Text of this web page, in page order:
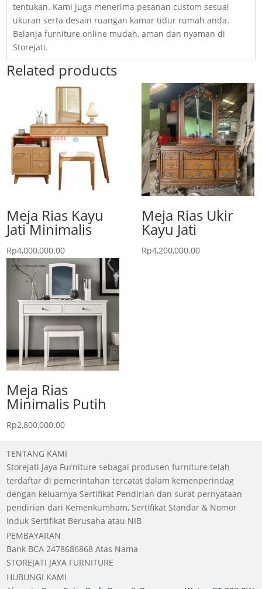
tentukan. Kami juga menerima pesanan custom sesuai
ukuran serta desain ruangan kamar tidur rumah anda.
Belanja furniture online mudah, aman dan nyaman di
Storejati.
Related products
Meja Rias Kayu
Jati Minimalis
Rp4,000,000.00
Meja Rias Ukir
Kayu Jati
Rp4,200,000.00
Meja Rias
Minimalis Putih
Rp2,800,000.00
TENTANG KAMI
Storejati Jaya Furniture sebagai produsen furniture telah
terdaftar di pemerintahan tercatat dalam kemenperindag
dengan keluarnya Sertifikat Pendirian dan surat pernyataan
pendirian dari Kemenkumham, Sertifikat Standar & Nomor
Induk Sertifikat Berusaha atau NIB
PEMBAYARAN
Bank BCA 2478686868 Atas Nama
STOREJATI JAYA FURNITURE
HUBUNGI KAMI